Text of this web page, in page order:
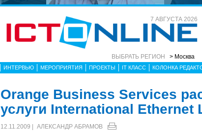
7 АВГУСТА 2026
ВЫБРАТЬ РЕГИОН > Москва
ИНТЕРВЬЮ МЕРОПРИЯТИЯ ПРОЕКТЫ IT КЛАСС КОЛОНКА
Orange Business Services
услуги International Ethernet
12.11.2009 | АЛЕКСАНДР АБРАМОВ